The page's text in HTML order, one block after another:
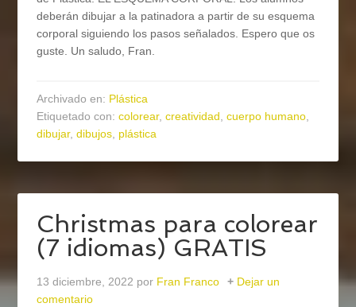
deberán dibujar a la patinadora a partir de su esquema
corporal siguiendo los pasos señalados. Espero que os
guste. Un saludo, Fran.
Archivado en: Plástica
Etiquetado con:colorear,creatividad,cuerpo humano,
dibujar,dibujos, plástica
Christmas para colorear
(7 idiomas) GRATIS
13 diciembre, 2022 por Fran Franco
Dejar un
comentario